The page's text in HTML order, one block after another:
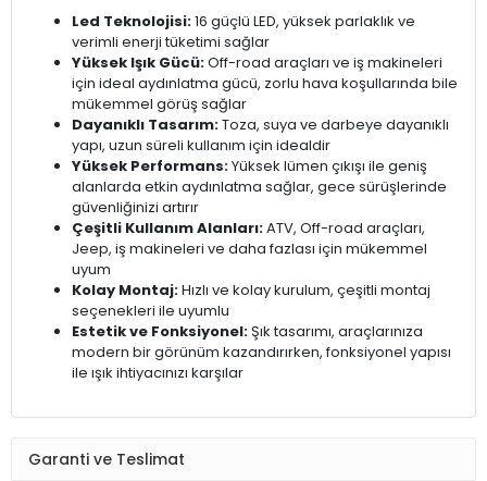
Led Teknolojisi:16 güçlü LED, yüksek parlaklık ve
verimli enerji tüketimi sağlar
Yüksek Işık Gücü:Off-road araçları ve iş makineleri
için ideal aydınlatma gücü, zorlu hava koşullarında bile
mükemmel görüş sağlar
Dayanıklı Tasarım:Toza, suya ve darbeye dayanıklı
yapı, uzun süreli kullanım için idealdir
Yüksek Performans:Yüksek lümen çıkışı ile geniş
alanlarda etkin aydınlatma sağlar, gece sürüşlerinde
güvenliğinizi artırır
Çeşitli Kullanım Alanları:ATV, Off-road araçları,
Jeep, iş makineleri ve daha fazlası için mükemmel
uyum
Kolay Montaj:Hızlı ve kolay kurulum, çeşitli montaj
seçenekleri ile uyumlu
Estetik ve Fonksiyonel:Şık tasarımı, araçlarınıza
modern bir görünüm kazandırırken, fonksiyonel yapısı
ile ışık ihtiyacınızı karşılar
Garanti ve Teslimat